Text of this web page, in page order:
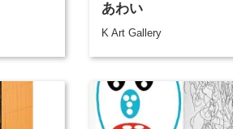
あわい
K Art Gallery